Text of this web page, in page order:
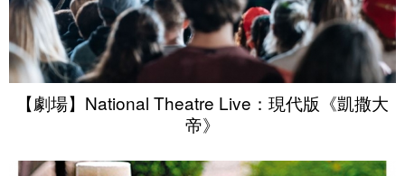
【劇場】National Theatre Live：現代版《凱撒大
帝》